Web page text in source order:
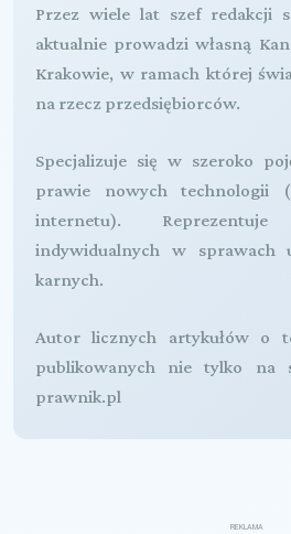
Przez wiele lat szef redakcji
aktualnie prowadzi własną
Krakowie, w ramach której
na rzecz przedsiębiorców.
Specjalizuje się w szeroko
prawie nowych technologii
internetu).
indywidualnych w sprawach
karnych.
Autor licznych artykułów o
publikowanych nie tylko na
prawnik.pl
REKLAMA